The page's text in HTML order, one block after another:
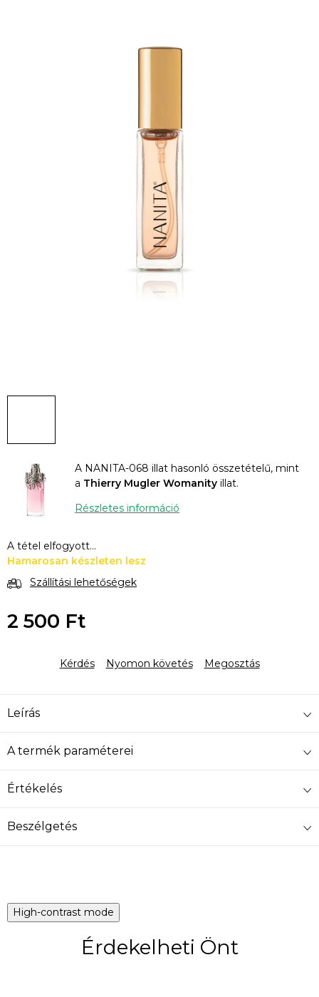
A NANITA-068 illat hasonló összetételű, mint
a Thierry Mugler Womanity illat.
Részletes információ
A tétel elfogyott…
Hamarosan készleten lesz
Szállítási lehetőségek
2 500 Ft
Kérdés
Nyomon követés Megosztás
Leírás
A termék paraméterei
Értékelés
Beszélgetés
High-contrast mode
Érdekelheti Önt